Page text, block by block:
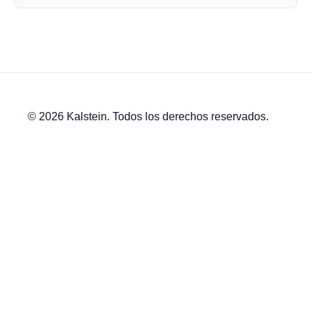
© 2026 Kalstein. Todos los derechos reservados.